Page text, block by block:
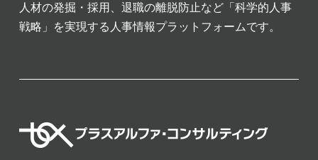
人材の発掘・採用、退職の離脱防止など「科学的人事
戦略」を実現する人事情報プラットフォームです。